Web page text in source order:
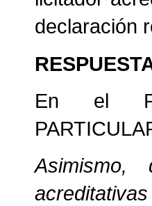
declaración
En el
Asimismo,